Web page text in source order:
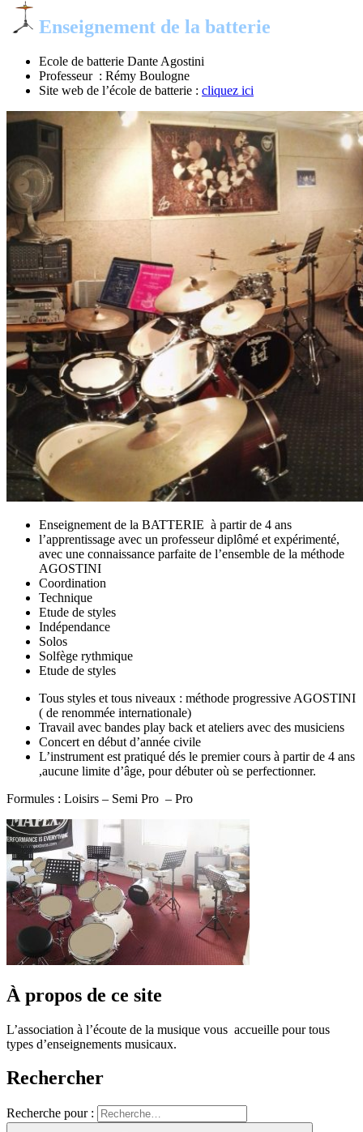
Enseignement de la batterie
Ecole de batterie Dante Agostini
Professeur : Rémy Boulogne
Site web de l’école de batterie : cliquez ici
Enseignement de la BATTERIE à partir de 4 ans
l’apprentissage avec un professeur diplômé et expérimenté,
avec une connaissance parfaite de l’ensemble de la méthode
AGOSTINI
Coordination
Technique
Etude de styles
Indépendance
Solos
Solfège rythmique
Etude de styles
Tous styles et tous niveaux : méthode progressive AGOSTINI
( de renommée internationale)
Travail avec bandes play back et ateliers avec des musiciens
Concert en début d’année civile
L’instrument est pratiqué dés le premier cours à partir de 4 ans
,aucune limite d’âge, pour débuter où se perfectionner.
Formules : Loisirs – Semi Pro – Pro
À propos de ce site
L’association à l’écoute de la musique vous accueille pour tous
types d’enseignements musicaux.
Rechercher
Recherche pour :